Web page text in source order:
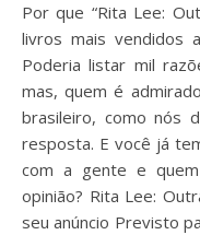
Por que “Rita Lee: Outra Autobiografia”está no topo dos
livros mais vendidos
Poderia listar mil
mas, quem é
brasileiro, como nós
resposta. E você já
com a gente e
opinião? Rita Lee:
seu anúncio Previsto